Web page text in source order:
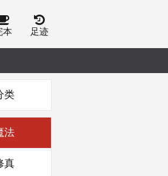
本 足迹
类
法
真